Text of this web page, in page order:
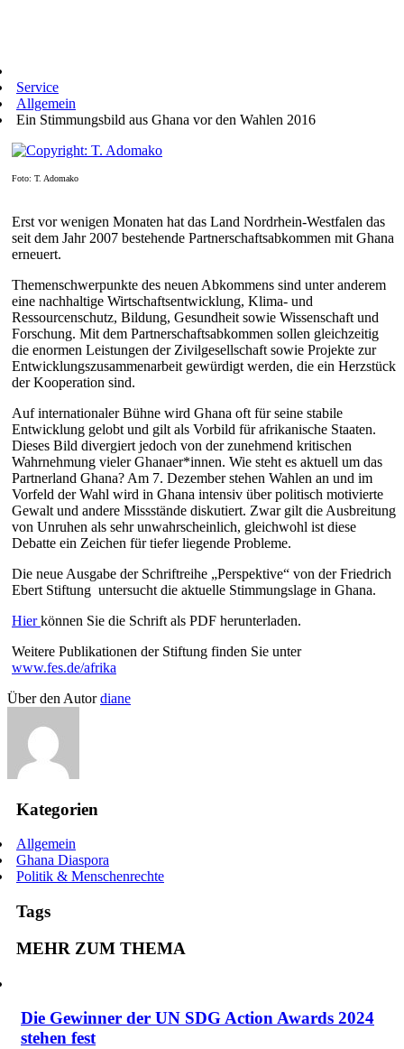
Service
Allgemein
Ein Stimmungsbild aus Ghana vor den Wahlen 2016
Foto: T. Adomako
Erst vor wenigen Monaten hat das Land Nordrhein-Westfalen das
seit dem Jahr 2007 bestehende Partnerschaftsabkommen mit Ghana
erneuert.
Themenschwerpunkte des neuen Abkommens sind unter anderem
eine nachhaltige Wirtschaftsentwicklung, Klima- und
Ressourcenschutz, Bildung, Gesundheit sowie Wissenschaft und
Forschung. Mit dem Partnerschaftsabkommen sollen gleichzeitig
die enormen Leistungen der Zivilgesellschaft sowie Projekte zur
Entwicklungszusammenarbeit gewürdigt werden, die ein Herzstück
der Kooperation sind.
Auf internationaler Bühne wird Ghana oft für seine stabile
Entwicklung gelobt und gilt als Vorbild für afrikanische Staaten.
Dieses Bild divergiert jedoch von der zunehmend kritischen
Wahrnehmung vieler Ghanaer*innen. Wie steht es aktuell um das
Partnerland Ghana? Am 7. Dezember stehen Wahlen an und im
Vorfeld der Wahl wird in Ghana intensiv über politisch motivierte
Gewalt und andere Missstände diskutiert. Zwar gilt die Ausbreitung
von Unruhen als sehr unwahrscheinlich, gleichwohl ist diese
Debatte ein Zeichen für tiefer liegende Probleme.
Die neue Ausgabe der Schriftreihe „Perspektive“ von der Friedrich
Ebert Stiftung untersucht die aktuelle Stimmungslage in Ghana.
Hierkönnen Sie die Schrift als PDF herunterladen.
Weitere Publikationen der Stiftung finden Sie unter
www.fes.de/afrika
Über den Autordiane
Kategorien
Allgemein
Ghana Diaspora
Politik & Menschenrechte
Tags
MEHR ZUM THEMA
Die Gewinner der UN SDG Action Awards 2024
stehen fest